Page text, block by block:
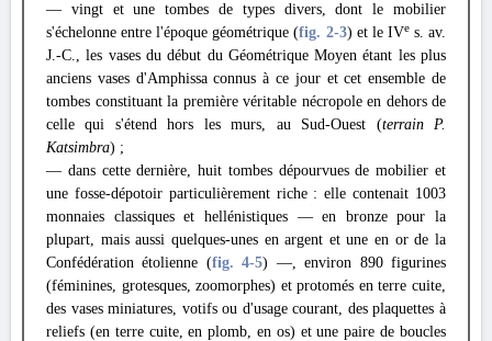
— vingt et une tombes de types divers, dont le mobilier
s'échelonne entre l'époque géométrique (fig. 2-3) et le IVes. av.
J.-C., les vases du début du Géométrique Moyen étant les plus
anciens vases d'Amphissa connus à ce jour et cet ensemble de
tombes constituant la première véritable nécropole en dehors de
celle qui s'étend hors les murs, au Sud-Ouest (terrain P.
Katsimbra) ;
— dans cette dernière, huit tombes dépourvues de mobilier et
une fosse-dépotoir particulièrement riche : elle contenait 1003
monnaies classiques et hellénistiques — en bronze pour la
plupart, mais aussi quelques-unes en argent et une en or de la
Confédération étolienne (fig. 4-5) —, environ 890 figurines
(féminines, grotesques, zoomorphes) et protomés en terre cuite,
des vases miniatures, votifs ou d'usage courant, des plaquettes à
reliefs (en terre cuite, en plomb, en os) et une paire de boucles